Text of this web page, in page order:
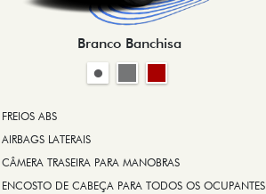
Branco Banchisa
FREIOS ABS
AIRBAGS LATERAIS
CÂMERA TRASEIRA PARA MANOBRAS
ENCOSTO DE CABEÇA PARA TODOS OS OCUPANTES